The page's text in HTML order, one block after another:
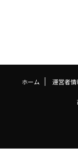
ホーム 運営者情